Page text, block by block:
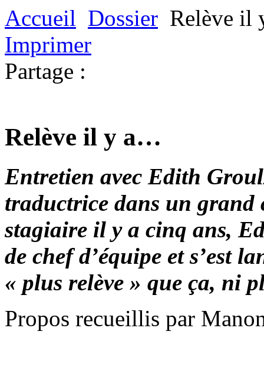
Accueil Dossier Relève
Imprimer
Partage :
Relève il y a…
Entretien avec Edith
traductrice dans un grand
stagiaire il y a cinq ans,
de chef d’équipe et s’est
« plus relève » que ça, ni
Propos recueillis par